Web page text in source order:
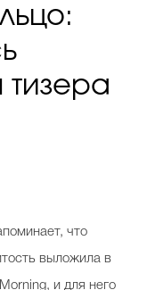
что
выложила в
и для него